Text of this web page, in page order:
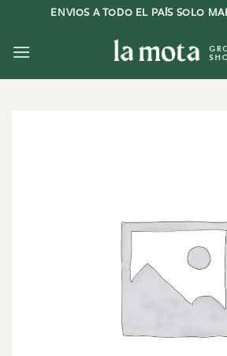
contenido
ENVIOS A TODO EL PAÍS SOLO